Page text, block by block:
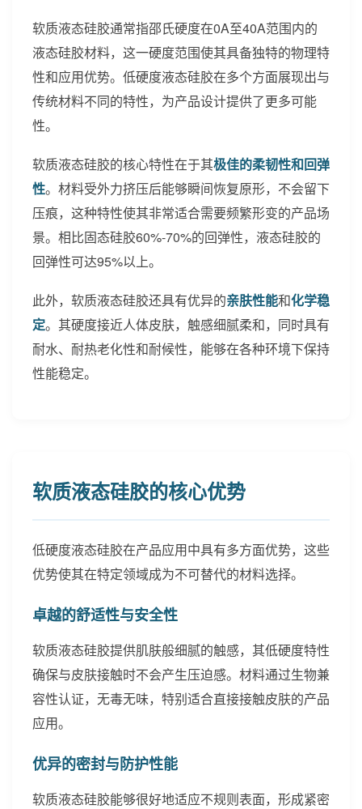
软质液态硅胶通常指邵氏硬度在0A至40A范围内的
液态硅胶材料，这一硬度范围使其具备独特的物理特
性和应用优势。低硬度液态硅胶在多个方面展现出与
传统材料不同的特性，为产品设计提供了更多可能
性。
软质液态硅胶的核心特性在于其极佳的柔韧性和回弹
性。材料受外力挤压后能够瞬间恢复原形，不会留下
压痕，这种特性使其非常适合需要频繁形变的产品场
景。相比固态硅胶60%-70%的回弹性，液态硅胶的
回弹性可达95%以上。
此外，软质液态硅胶还具有优异的亲肤性能和化学稳
定。其硬度接近人体皮肤，触感细腻柔和，同时具有
耐水、耐热老化性和耐候性，能够在各种环境下保持
性能稳定。
软质液态硅胶的核心优势
低硬度液态硅胶在产品应用中具有多方面优势，这些
优势使其在特定领域成为不可替代的材料选择。
卓越的舒适性与安全性
软质液态硅胶提供肌肤般细腻的触感，其低硬度特性
确保与皮肤接触时不会产生压迫感。材料通过生物兼
容性认证，无毒无味，特别适合直接接触皮肤的产品
应用。
优异的密封与防护性能
软质液态硅胶能够很好地适应不规则表面，形成紧密